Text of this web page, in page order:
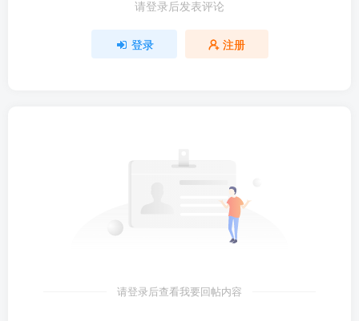
请登录后发表评论
登录 注册
请登录后查看我要回帖内容